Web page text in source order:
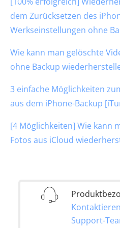
dem Zurücksetzen des
Werkseinstellungen ohne
Wie kann man gelöschte
ohne Backup
3 einfache Möglichkeiten
aus dem iPhone-Backup
[4 Möglichkeiten] Wie kann
Fotos aus iCloud
Support-